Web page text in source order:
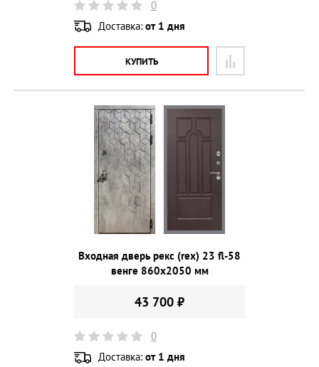
0
Доставка: от 1 дня
КУПИТЬ
Входная дверь рекс (rex) 23 fl-58
венге 860х2050 мм
43 700 ₽
0
Доставка: от 1 дня